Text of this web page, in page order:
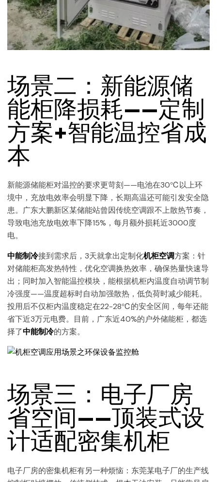
场景二：新能源储
能柜降损耗——定制
方案+智能温控省成
本
新能源储能柜对温控的要求更苛刻——电池在30℃以上环
境中，充放电效率会明显下降，长期高温还可能引发安全隐
患。广东大鹏新区某储能站曾因传统空调跟不上散热节奏，
导致电池充放电效率下降15%，每月额外损耗近3000度
电。
中能制冷接到需求后，3天就拿出定制化机柜空调方案：针
对储能柜高发热特性，优化空调换热效率，确保热量快速导
出；同时加入智能温控模块，能根据机柜内温度自动调节制
冷强度——温度超标时自动加强散热，低负荷时减少能耗。
投用后不仅柜内温度稳定在22-28℃的安全区间，每年还能
省下近3万元电费。目前，广东近40%的户外储能柜，都选
择了中能制冷的方案。
场景三：电子厂房
省空间——顶装式设
计适配密集机柜
电子厂房的密集机柜有另一种烦恼：东莞某电子厂的生产线